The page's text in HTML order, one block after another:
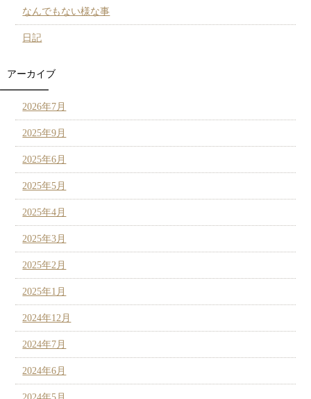
なんでもない様な事
日記
アーカイブ
2026年7月
2025年9月
2025年6月
2025年5月
2025年4月
2025年3月
2025年2月
2025年1月
2024年12月
2024年7月
2024年6月